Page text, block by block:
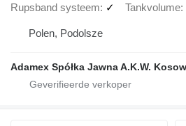
Rupsband systeem
✓ Tankvolume
Polen, Podolsze
Adamex Spółka Jawna A.K.W.